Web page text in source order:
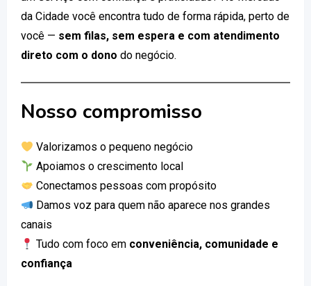
da Cidade você encontra tudo de forma rápida, perto de
você — sem filas, sem espera e com atendimento
direto com o dono do negócio.
Nosso compromisso
Valorizamos o pequeno negócio
Apoiamos o crescimento local
Conectamos pessoas com propósito
Damos voz para quem não aparece nos grandes
canais
Tudo com foco em conveniência, comunidade e
confiança